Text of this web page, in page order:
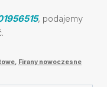
, podajemy
Firany nowoczesne